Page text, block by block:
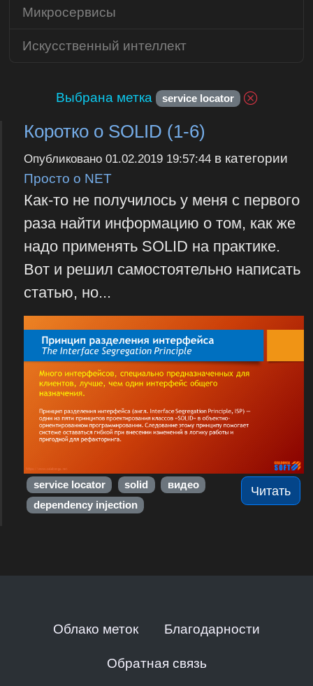
Выбрана метка service locator
Коротко о SOLID (1-6)
Опубликовано 01.02.2019 19:57:44в категории
Просто о NET
Как-то не получилось у меня с первого
раза найти информацию о том, как же
надо применять SOLID на практике.
Вот и решил самостоятельно написать
статью, но...
Читать
service locator solid
видео
dependency injection
Микросервисы
Искусственный интеллект
Облако меток Благодарности
Обратная связь